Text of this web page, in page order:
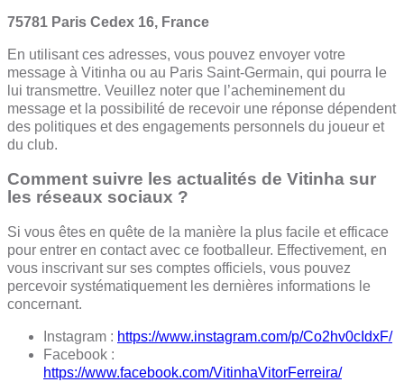
75781 Paris Cedex 16, France
En utilisant ces adresses, vous pouvez envoyer votre
message à Vitinha ou au Paris Saint-Germain, qui pourra le
lui transmettre. Veuillez noter que l’acheminement du
message et la possibilité de recevoir une réponse dépendent
des politiques et des engagements personnels du joueur et
du club.
Comment suivre les actualités de Vitinha sur
les réseaux sociaux ?
Si vous êtes en quête de la manière la plus facile et efficace
pour entrer en contact avec ce footballeur. Effectivement, en
vous inscrivant sur ses comptes officiels, vous pouvez
percevoir systématiquement les dernières informations le
concernant.
Instagram : https://www.instagram.com/p/Co2hv0cIdxF/
Facebook :
https://www.facebook.com/VitinhaVitorFerreira/